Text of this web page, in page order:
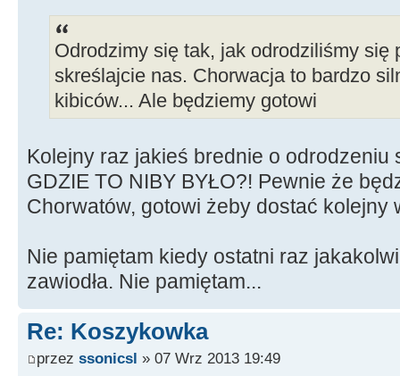
Odrodzimy się tak, jak odrodziliśmy się
skreślajcie nas. Chorwacja to bardzo
kibiców... Ale będziemy gotowi
Kolejny raz jakieś brednie o odrodzeniu
GDZIE TO NIBY BYŁO?! Pewnie że
Chorwatów, gotowi żeby dostać kolejny
Nie pamiętam kiedy ostatni raz
zawiodła. Nie pamiętam...
Re: Koszykowka
przez ssonicsl » 07 Wrz 2013 19:49